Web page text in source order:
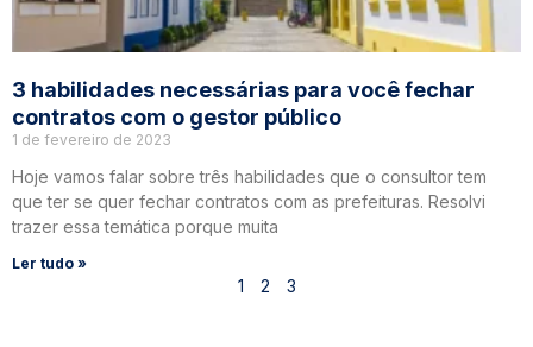
3 habilidades necessárias para você fechar
contratos com o gestor público
1 de fevereiro de 2023
Hoje vamos falar sobre três habilidades que o consultor tem
que ter se quer fechar contratos com as prefeituras. Resolvi
trazer essa temática porque muita
Ler tudo »
1 2 3